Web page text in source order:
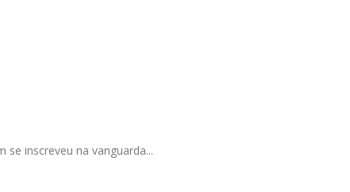
inscreveu na vanguarda...